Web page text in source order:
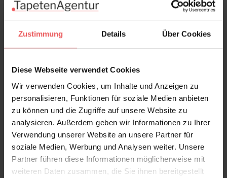
Zustimmung Details Über Cookies
Diese Webseite verwendet Cookies
Wir verwenden Cookies, um Inhalte und Anzeigen zu
personalisieren, Funktionen für soziale Medien anbieten
zu können und die Zugriffe auf unsere Website zu
analysieren. Außerdem geben wir Informationen zu Ihrer
Verwendung unserer Website an unsere Partner für
soziale Medien, Werbung und Analysen weiter. Unsere
Partner führen diese Informationen möglicherweise mit
weiteren Daten zusammen, die Sie ihnen bereitgestellt
Bewertungen
FAQ Teilen!
Sie haben Fragen zum Produkt?
Frage stellen
+49 (0)221 932 81 82